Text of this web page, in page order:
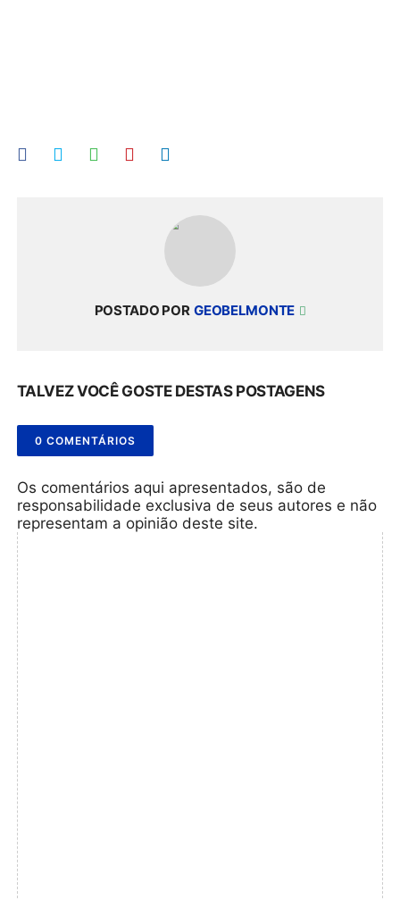
POSTADO POR GEOBELMONTE
TALVEZ VOCÊ GOSTE DESTAS POSTAGENS
0 COMENTÁRIOS
Os comentários aqui apresentados, são de
responsabilidade exclusiva de seus autores e não
representam a opinião deste site.